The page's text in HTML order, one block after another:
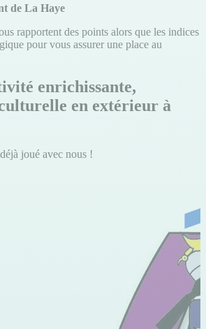
de La Haye
rapportent des points alors que les indices
pour vous assurer une place au
enrichissante,
en extérieur à
joué avec nous !